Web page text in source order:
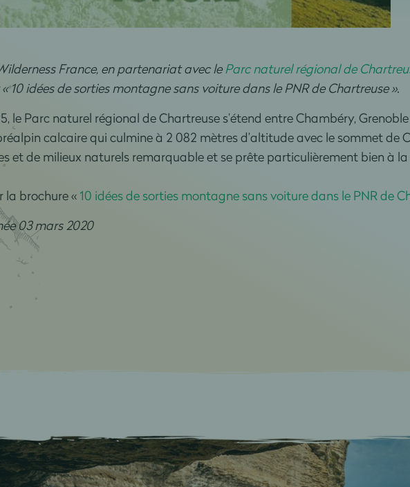
France, en partenariat avec le Parc naturel régional de
10 idées de sorties montagne sans voiture dans le PNR de Chartreuse ».
le Parc naturel régional de Chartreuse s’étend entre Chambéry,
calcaire qui culmine à 2 082 mètres d’altitude avec le sommet de
et de milieux naturels remarquable et se prête particulièrement bien à
la brochure «10 idées de sorties montagne sans voiture dans le PNR de
03 mars 2020